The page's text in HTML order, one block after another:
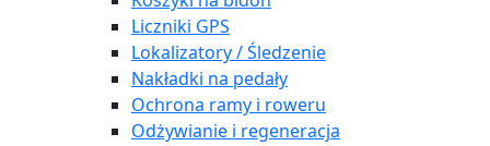
Liczniki GPS
Lokalizatory / Śledzenie
Nakładki na pedały
Ochrona ramy i roweru
Odżywianie i regeneracja